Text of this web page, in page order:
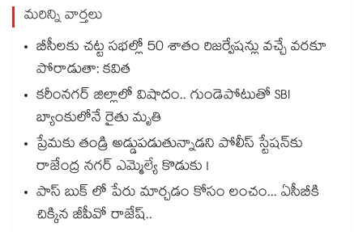
మరిన్ని వార్తలు
బీసీలకు చట్ట సభల్లో 50 శాతం రిజర్వేషన్లు వచ్చే వరకూ
పోరాడుతా: కవిత
కరీంనగర్ జిల్లాలో విషాదం.. గుండెపోటుతో SBI
బ్యాంకులోనే రైతు మృతి
ప్రేమకు తండ్రి అడ్డుపడుతున్నాడని పోలీస్ స్టేషన్⁪కు
రాజేంద్ర నగర్ ఎమ్మెల్యే కొడుకు !
పాస్ బుక్ లో పేరు మార్చడం కోసం లంచం... ఏసీబీకి
చిక్కిన జీపీవో రాజేష్..